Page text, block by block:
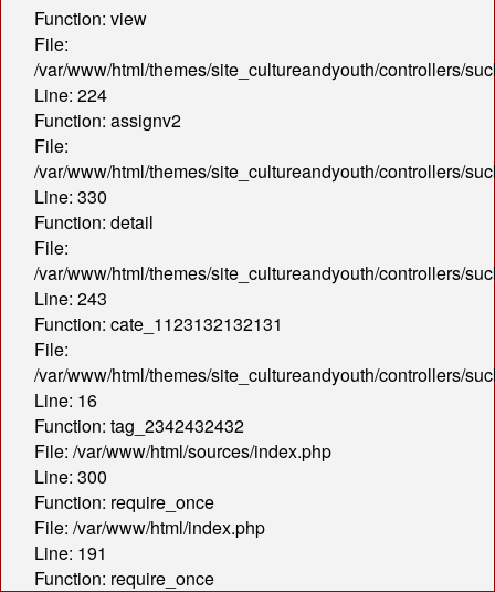
Function: view
File:
/var/www/html/themes/site_cultureandyouth/controllers/
Line: 224
Function: assignv2
File:
/var/www/html/themes/site_cultureandyouth/controllers/
Line: 330
Function: detail
File:
/var/www/html/themes/site_cultureandyouth/controllers/
Line: 243
Function: cate_1123132132131
File:
/var/www/html/themes/site_cultureandyouth/controllers/
Line: 16
Function: tag_2342432432
File: /var/www/html/sources/index.php
Line: 300
Function: require_once
File: /var/www/html/index.php
Line: 191
Function: require_once